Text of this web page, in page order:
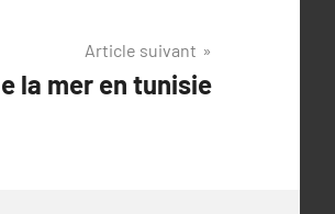
Article suivant
la mer en tunisie